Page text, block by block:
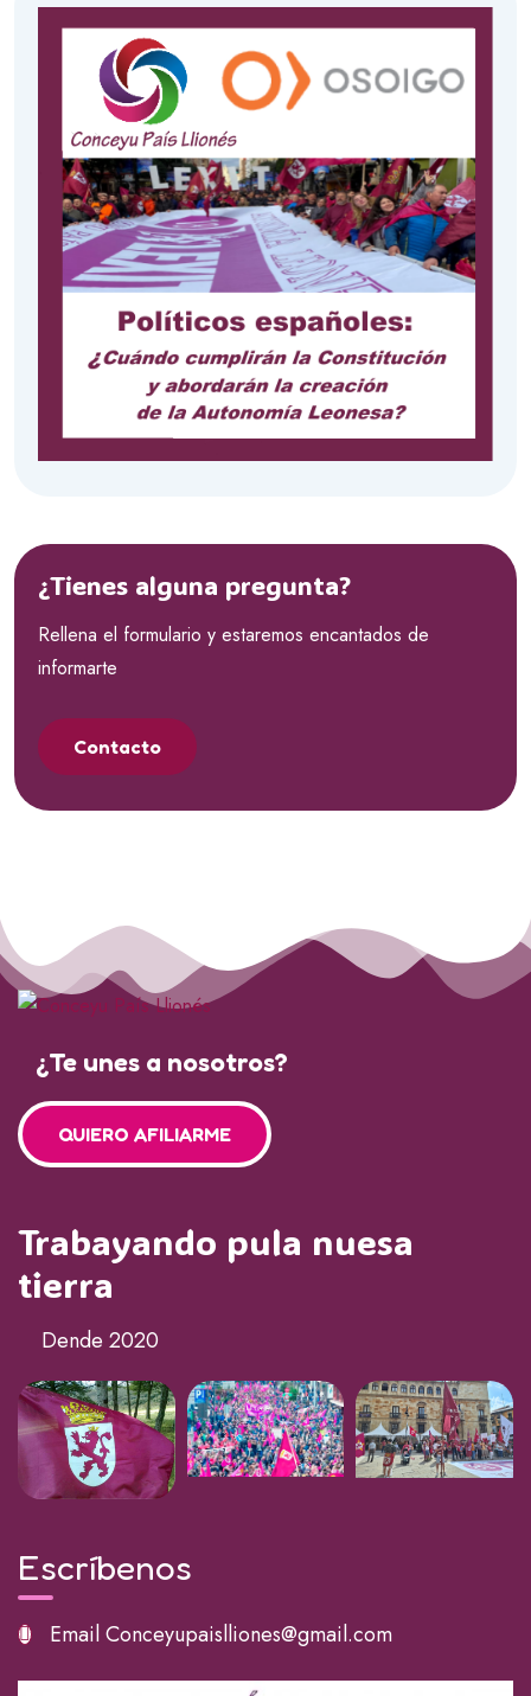
¿Tienes alguna pregunta?
Rellena el formulario y estaremos encantados de
informarte
Contacto
¿Te unes a nosotros?
QUIERO AFILIARME
Trabayando pula nuesa
tierra
Dende 2020
Escríbenos
EmailConceyupaislliones@gmail.com